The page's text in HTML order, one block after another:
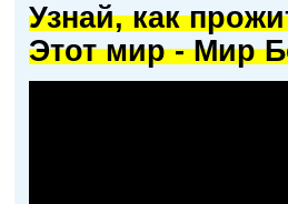
Узнай, как
Этот мир - Мир